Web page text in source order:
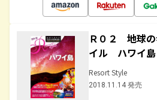
Ｒ０２ 地球
イル ハワイ
Resort Style
2018.11.14 発売